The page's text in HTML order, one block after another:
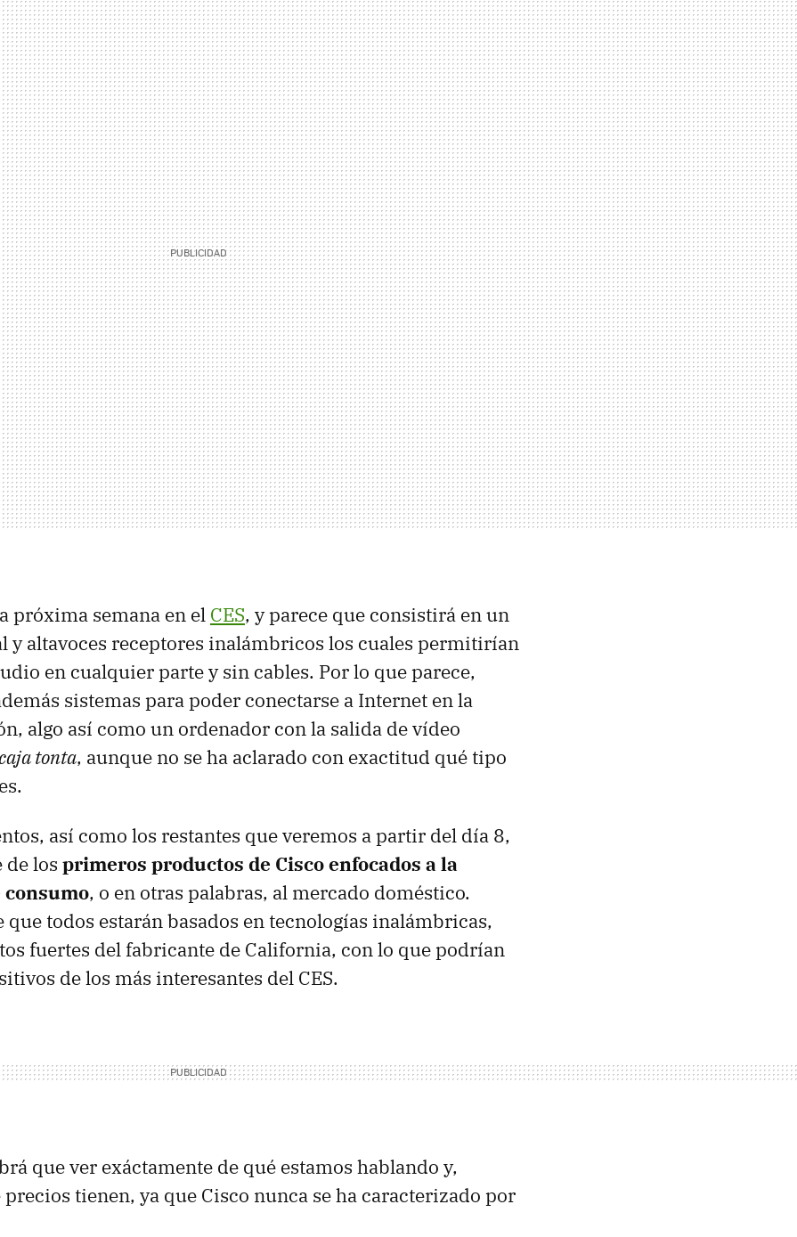
próxima semana en el CES, y parece que consistirá en un
y altavoces receptores inalámbricos los cuales permitirían
en cualquier parte y sin cables. Por lo que parece,
sistemas para poder conectarse a Internet en la
algo así como un ordenador con la salida de vídeo
caja tonta, aunque no se ha aclarado con exactitud qué tipo
así como los restantes que veremos a partir del día 8,
los primeros productos de Cisco enfocados a la
, o en otras palabras, al mercado doméstico.
que todos estarán basados en tecnologías inalámbricas,
fuertes del fabricante de California, con lo que podrían
de los más interesantes del CES.
que ver exáctamente de qué estamos hablando y,
tienen, ya que Cisco nunca se ha caracterizado por